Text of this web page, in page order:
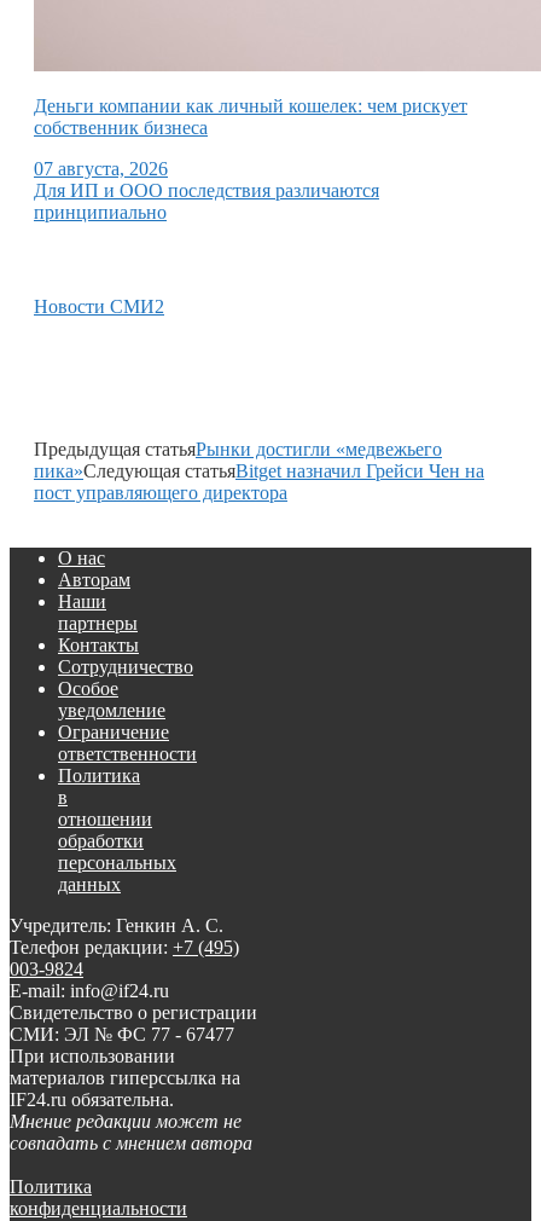
Деньги компании как личный кошелек: чем рискует
собственник бизнеса
07 августа, 2026
Для ИП и ООО последствия различаются
принципиально
Новости СМИ2
Предыдущая статьяРынки достигли «медвежьего
пика»Следующая статьяBitget назначил Грейси Чен на
пост управляющего директора
О нас
Авторам
Наши
партнеры
Контакты
Сотрудничество
Особое
уведомление
Ограничение
ответственности
Политика
в
отношении
обработки
персональных
данных
Учредитель: Генкин А. С.
Телефон редакции: +7 (495)
003-9824
E-mail: info@if24.ru
Свидетельство о регистрации
СМИ: ЭЛ № ФС 77 - 67477
При использовании
материалов гиперссылка на
IF24.ru обязательна.
Мнение редакции может не
совпадать с мнением автора
Политика
конфиденциальности